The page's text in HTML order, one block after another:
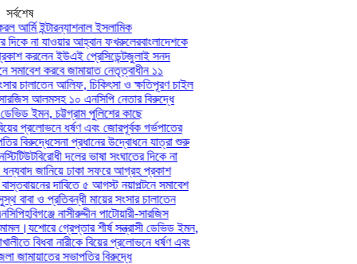
সর্বশেষ
ইন্টারন্যাশনাল ইসলামিক
না যাওয়ার আহ্বান ফখরুলেরবাংলাদেশকে
করলেন ইউএই প্রেসিডেন্টজুলাই সনদ
করবে জামায়াত নেতৃত্বাধীন ১১
চালাতেন আলিফ, চিকিৎসা ও ক্ষতিপূরণ চাইল
আলমসহ ১০ এনসিপি নেতার বিরুদ্ধে
ইমন, চট্টগ্রাম পুলিশের কাছে
প্রলোভনে ধর্ষণ এবং জোরপূর্বক গর্ভপাতের
বিরুদ্ধেসেনা প্রধানের উদ্বোধনে যাত্রা শুরু
বিরোধী দলের ভাষা সংঘাতের দিকে না
জানিয়ে ঢাকা সফরে আগ্রহ প্রকাশ
দাবিতে ৫ আগস্ট নয়াপল্টনে সমাবেশ
ও প্রতিবন্ধী মায়ের সংসার চালাতেন
হবিগঞ্জে নাসীরুদ্দীন পাটোয়ারী-সারজিস
যশোরে গ্রেপ্তার শীর্ষ সন্ত্রাসী ডেভিড ইমন,
বিধবা নারীকে বিয়ের প্রলোভনে ধর্ষণ এবং
সভাপতির বিরুদ্ধে